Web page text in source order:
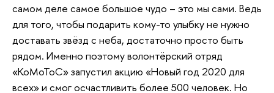
самом деле самое большое чудо – это мы сами. Ведь
для того, чтобы подарить кому-то улыбку не нужно
доставать звёзд с неба, достаточно просто быть
рядом. Именно поэтому волонтёрский отряд
«КоМоТоС» запустил акцию «Новый год 2020 для
всех» и смог осчастливить более 500 человек. Но